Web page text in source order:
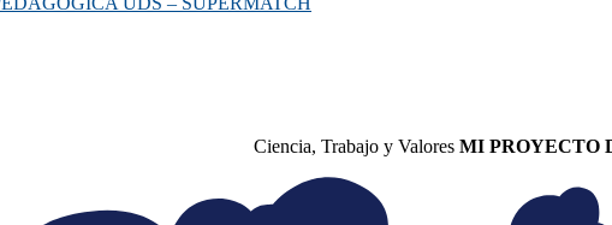
Ciencia, Trabajo y ValoresMI PROYECTO